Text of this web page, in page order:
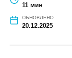
11 мин
ОБНОВЛЕНО
20.12.2025